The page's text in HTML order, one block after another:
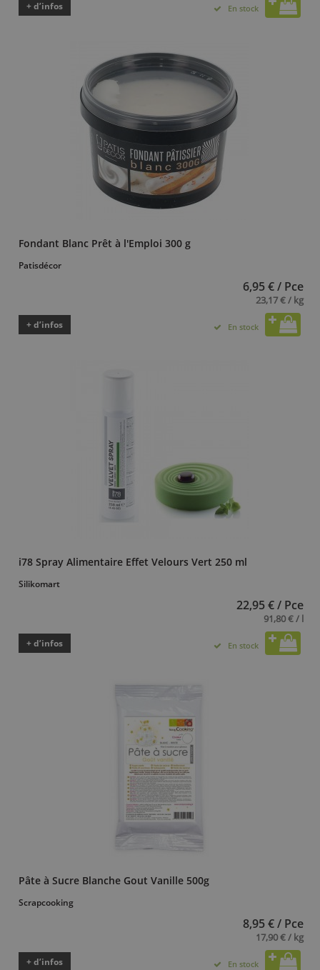
+ d’infos En stock
Fondant Blanc Prêt à l'Emploi 300 g
Patisdécor
6,95 € / Pce
23,17 € / kg
+ d’infos En stock
i78 Spray Alimentaire Effet Velours Vert 250 ml
Silikomart
22,95 € / Pce
91,80 € / l
+ d’infos En stock
Pâte à Sucre Blanche Gout Vanille 500g
Scrapcooking
8,95 € / Pce
17,90 € / kg
+ d’infos En stock